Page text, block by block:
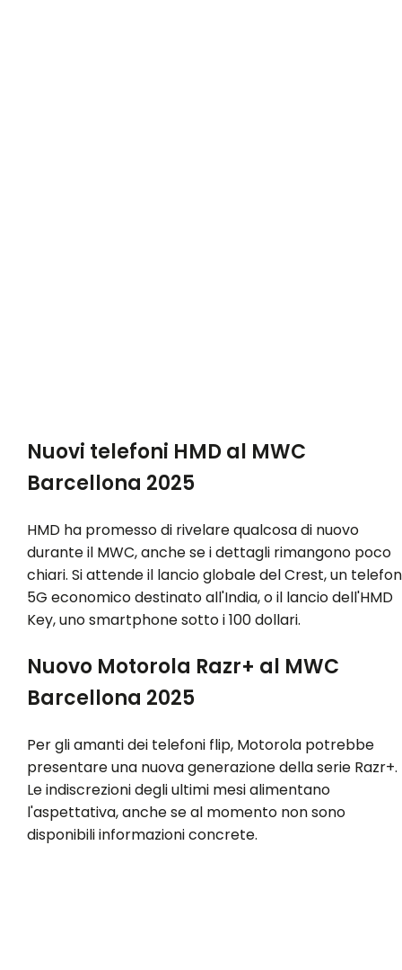
Nuovi telefoni HMD al MWC
Barcellona 2025
HMD ha promesso di rivelare qualcosa di nuovo
durante il MWC, anche se i dettagli rimangono poco
chiari. Si attende il lancio globale del Crest, un
5G economico destinato all'India, o il lancio dell'HMD
Key, uno smartphone sotto i 100 dollari.
Nuovo Motorola Razr+ al MWC
Barcellona 2025
Per gli amanti dei telefoni flip, Motorola potrebbe
presentare una nuova generazione della serie Razr+.
Le indiscrezioni degli ultimi mesi alimentano
l'aspettativa, anche se al momento non sono
disponibili informazioni concrete.